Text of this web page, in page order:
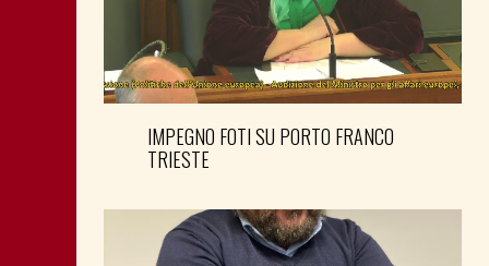
IMPEGNO FOTI SU PORTO FRANCO
TRIESTE